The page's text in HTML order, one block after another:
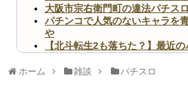
大阪市宗右衛門町の違法パチス
パチンコで人気のないキャラを
や
【北斗転生2も落ちた？】最近
無職のパチンコカス(22)なんや
ホーム 雑談 パチスロ